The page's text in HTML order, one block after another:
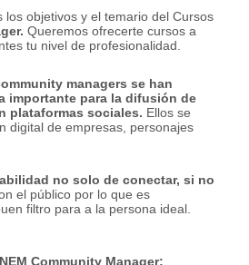
los objetivos y el temario del Cursos
Queremos ofrecerte cursos a
tu nivel de profesionalidad.
managers se han
importante para la difusión de
plataformas sociales. Ellos se
digital de empresas, personajes
no solo de conectar, si no
el público por lo que es
filtro para a la persona ideal.
Community Manager: